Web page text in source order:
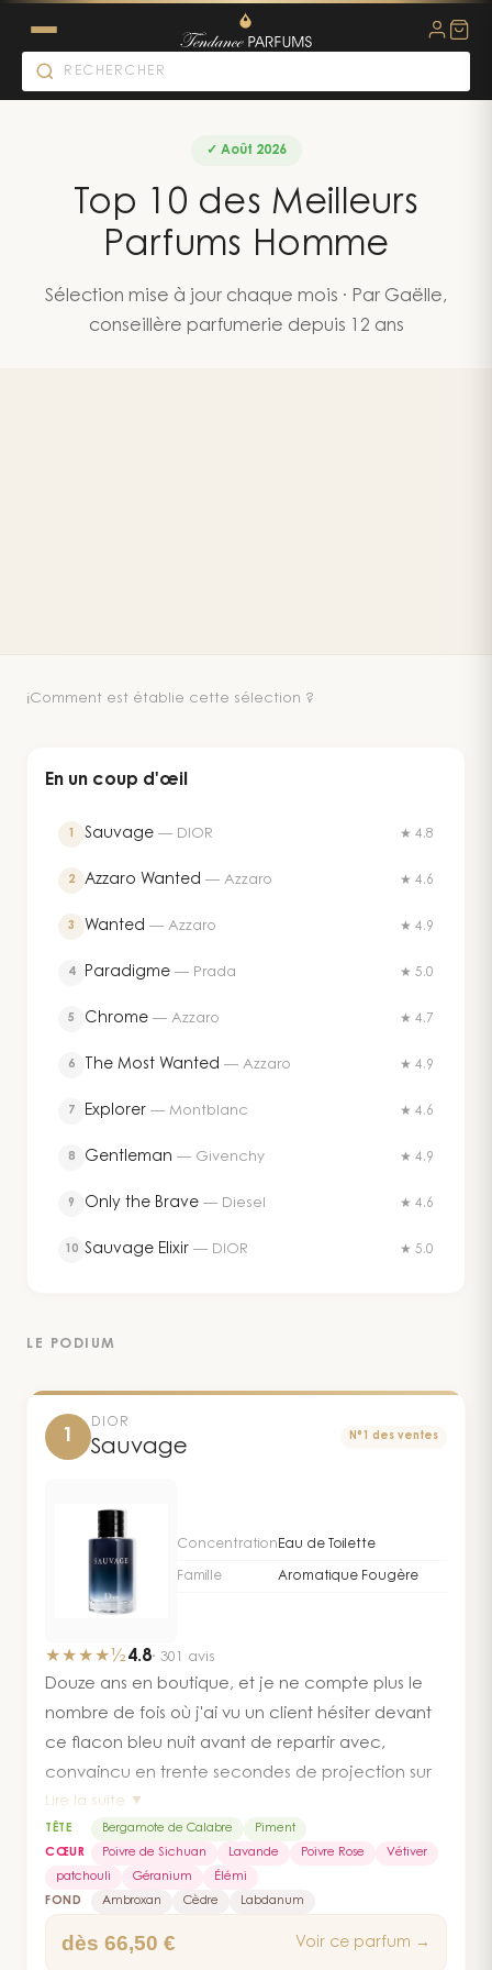
✓ Août 2026
Top 10 des Meilleurs
Parfums Homme
Sélection mise à jour chaque mois · Par Gaëlle,
conseillère parfumerie depuis 12 ans
ℹ️Comment est établie cette sélection ?
En un coup d'œil
1 Sauvage — DIOR ★ 4.8
2 Azzaro Wanted — Azzaro ★ 4.6
3 Wanted — Azzaro ★ 4.9
4 Paradigme — Prada ★ 5.0
5 Chrome — Azzaro ★ 4.7
6 The Most Wanted — Azzaro ★ 4.9
7 Explorer — Montblanc ★ 4.6
8 Gentleman — Givenchy ★ 4.9
9 Only the Brave — Diesel ★ 4.6
10 Sauvage Elixir — DIOR ★ 5.0
LE PODIUM
1
DIOR
Sauvage
N°1 des ventes
Concentration Eau de Toilette
Famille Aromatique Fougère
★★★★½4.8· 301 avis
Douze ans en boutique, et je ne compte plus le
nombre de fois où j'ai vu un client hésiter devant
ce flacon bleu nuit avant de repartir avec,
convaincu en trente secondes de projection sur
le bras. C'est le paradoxe de ce parfum : tout le
monde croit le connaître avant de l'avoir senti, et
de Calabre ouvre avec une fraîcheur presque
électrique — vive, pas timide — que le piment
vient immédiatement caractériser. Ce n'est pas
Lire la suite ▼
TÊTE Bergamote de Calabre
Piment
CŒUR
Poivre de Sichuan Lavande Poivre Rose
Vétiver
patchouli
Géranium
Élémi
FOND
Ambroxan Cèdre Labdanum
dès 66,50 € Voir ce parfum →